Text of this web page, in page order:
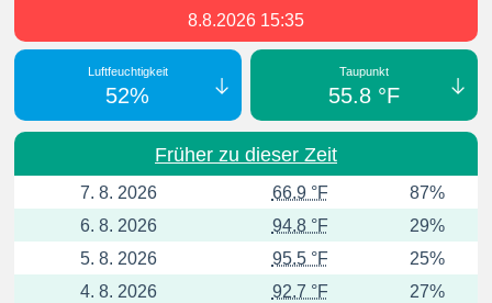
8.8.2026 15:35
Luftfeuchtigkeit
52%
Taupunkt
55.8 °F
Früher zu dieser Zeit
7. 8. 2026 66.9 °F
87%
6. 8. 2026
94.8 °F
29%
5. 8. 2026
95.5 °F
25%
4. 8. 2026
92.7 °F
27%